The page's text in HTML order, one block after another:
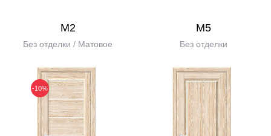
М2
Без отделки / Матовое
-10%
М5
Без отделки